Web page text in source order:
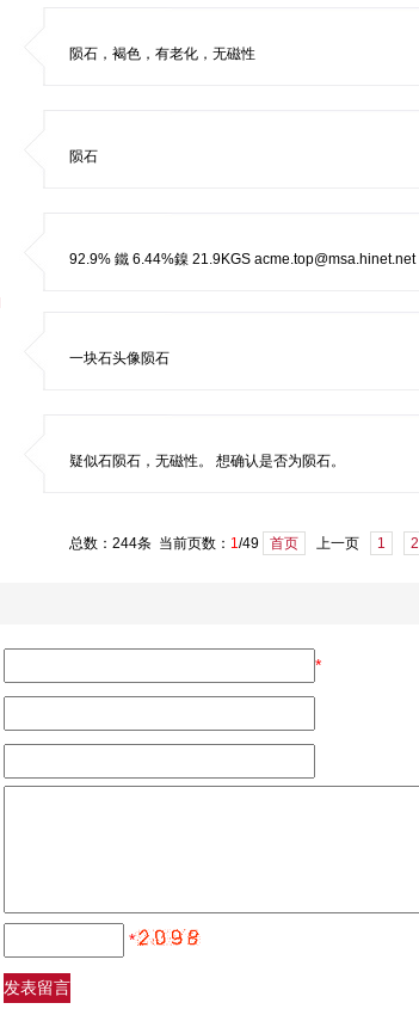
陨石，褐色，有老化，无磁性
陨石
92.9% 鐵 6.44%鎳 21.9KGS acme.top@msa.hinet.net
一块石头像陨石
疑似石陨石，无磁性。 想确认是否为陨石。
总数：244条 当前页数： 1/49 首页 上一页 1 2
*
*